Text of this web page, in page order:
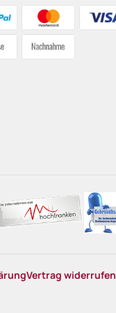
Vertrag widerrufen